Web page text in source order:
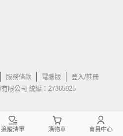
服務條款 電腦版
登入/註冊
限公司 統編：27365925
追蹤清單 購物車 會員中心